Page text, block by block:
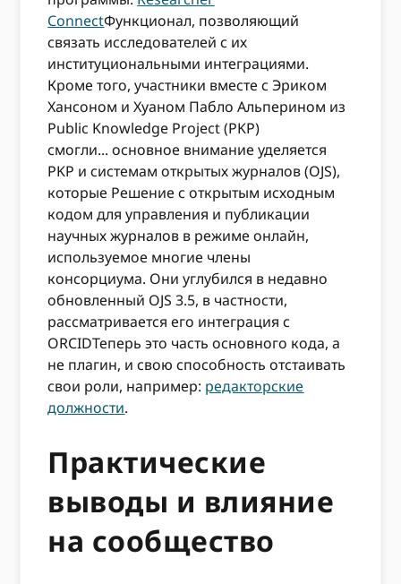
ConnectФункционал, позволяющий
связать исследователей с их
институциональными интеграциями.
Кроме того, участники вместе с Эриком
Хансоном и Хуаном Пабло Альперином из
Public Knowledge Project (PKP)
смогли... основное внимание уделяется
PKP и системам открытых журналов (OJS),
которые Решение с открытым исходным
кодом для управления и публикации
научных журналов в режиме онлайн,
используемое многие члены
консорциума. Oниуглубился в недавно
обновленный OJS 3.5, в частности,
рассматривается его интеграция с
ORCIDТеперь это часть основного кода, а
не плагин, исвою способность отстаивать
свои роли, например: редакторские
должности.
Практические
выводы и влияние
на сообщество